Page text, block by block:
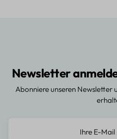
Newsletter
Abonniere unseren Newsletter